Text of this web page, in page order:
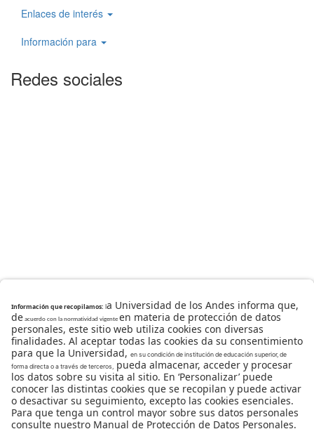
Enlaces de interés
Información para
Redes sociales